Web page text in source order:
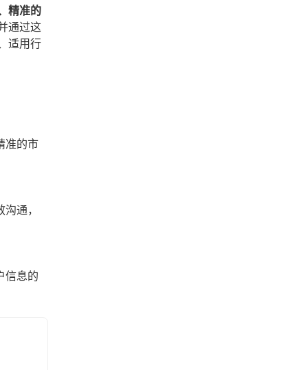
精准的
通过这
适用行
准的市
通，
信息的